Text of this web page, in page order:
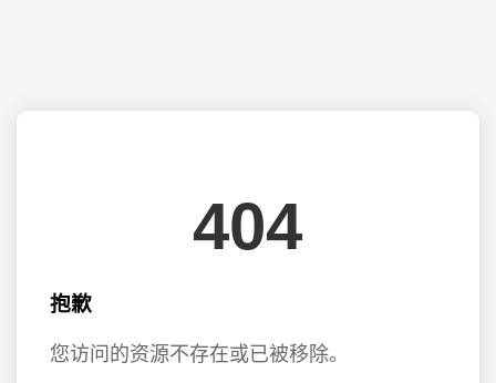
404
抱歉
您访问的资源不存在或已被移除。